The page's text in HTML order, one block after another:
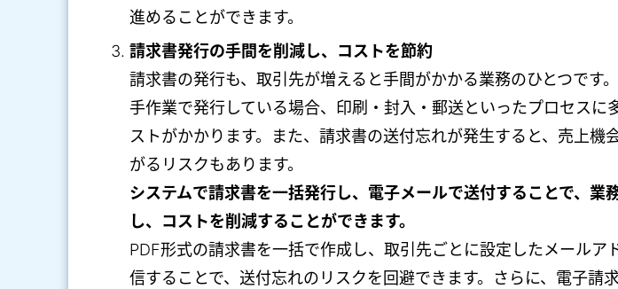
進めることができます。
請求書発行の手間を削減し、コストを節約
請求書の発行も、取引先が増えると手間がかかる業務のひとつです
手作業で発行している場合、印刷・封入・郵送といったプロセスに
ストがかかります。また、請求書の送付忘れが発生すると、売上機
がるリスクもあります。
システムで請求書を一括発行し、電子メールで送付することで、業
し、コストを削減することができます。
PDF形式の請求書を一括で作成し、取引先ごとに設定したメールア
信することで、送付忘れのリスクを回避できます。さらに、電子請